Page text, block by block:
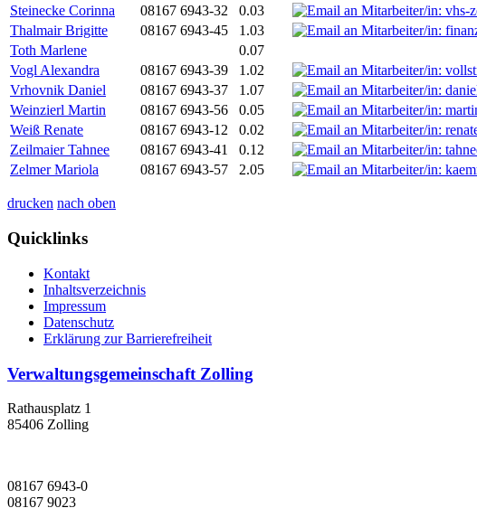
Steinecke Corinna
08167 6943-32 0.03
Thalmair Brigitte
08167 6943-45 1.03
Toth Marlene
0.07
Vogl Alexandra
08167 6943-39 1.02
Vrhovnik Daniel
08167 6943-37 1.07
Weinzierl Martin
08167 6943-56 0.05
Weiß Renate
08167 6943-12 0.02
Zeilmaier Tahnee
08167 6943-41 0.12
Zelmer Mariola
08167 6943-57 2.05
drucken nach oben
Quicklinks
Kontakt
Inhaltsverzeichnis
Impressum
Datenschutz
Erklärung zur Barrierefreiheit
Verwaltungsgemeinschaft Zolling
Rathausplatz 1
85406 Zolling
08167 6943-0
08167 9023